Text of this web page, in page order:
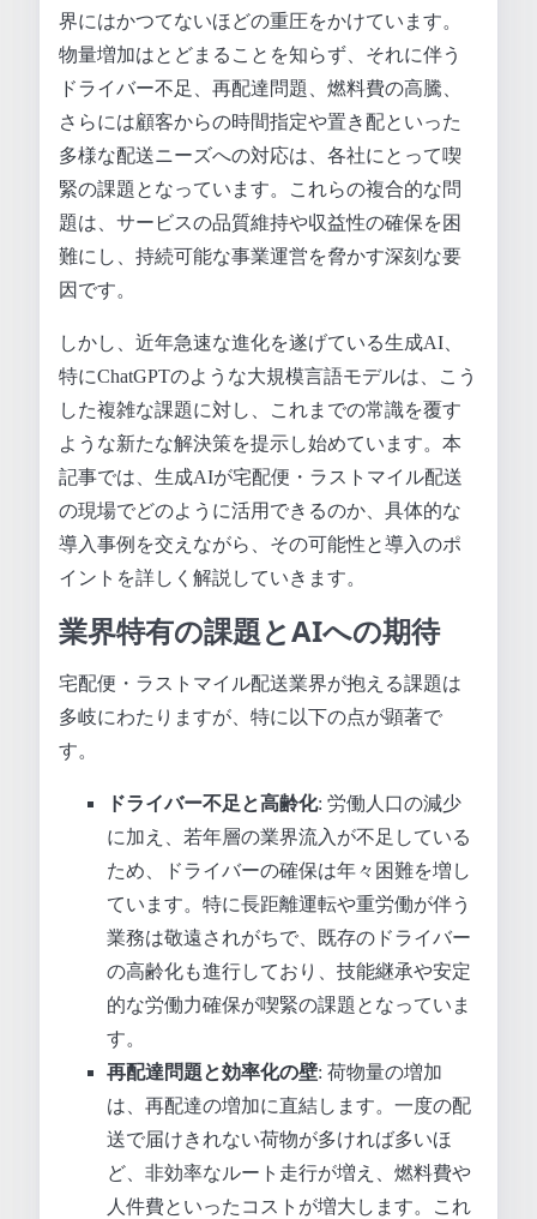
界にはかつてないほどの重圧をかけています。
物量増加はとどまることを知らず、それに伴う
ドライバー不足、再配達問題、燃料費の高騰、
さらには顧客からの時間指定や置き配といった
多様な配送ニーズへの対応は、各社にとって喫
緊の課題となっています。これらの複合的な問
題は、サービスの品質維持や収益性の確保を困
難にし、持続可能な事業運営を脅かす深刻な要
因です。
しかし、近年急速な進化を遂げている生成AI、
特にChatGPTのような大規模言語モデルは、こう
した複雑な課題に対し、これまでの常識を覆す
ような新たな解決策を提示し始めています。本
記事では、生成AIが宅配便・ラストマイル配送
の現場でどのように活用できるのか、具体的な
導入事例を交えながら、その可能性と導入のポ
イントを詳しく解説していきます。
業界特有の課題とAIへの期待
宅配便・ラストマイル配送業界が抱える課題は
多岐にわたりますが、特に以下の点が顕著で
す。
ドライバー不足と高齢化: 労働人口の減少
に加え、若年層の業界流入が不足している
ため、ドライバーの確保は年々困難を増し
ています。特に長距離運転や重労働が伴う
業務は敬遠されがちで、既存のドライバー
の高齢化も進行しており、技能継承や安定
的な労働力確保が喫緊の課題となっていま
す。
再配達問題と効率化の壁: 荷物量の増加
は、再配達の増加に直結します。一度の配
送で届けきれない荷物が多ければ多いほ
ど、非効率なルート走行が増え、燃料費や
人件費といったコストが増大します。これ